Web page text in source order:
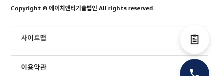
Copyright ©에이치앤티기술법인 All rights reserved.
사이트맵
이용약관